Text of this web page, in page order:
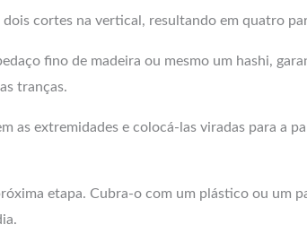
cortes na vertical, resultando em quatro
fino de madeira ou mesmo um hashi,
tranças.
extremidades e colocá-las viradas para a
etapa. Cubra-o com um plástico ou um